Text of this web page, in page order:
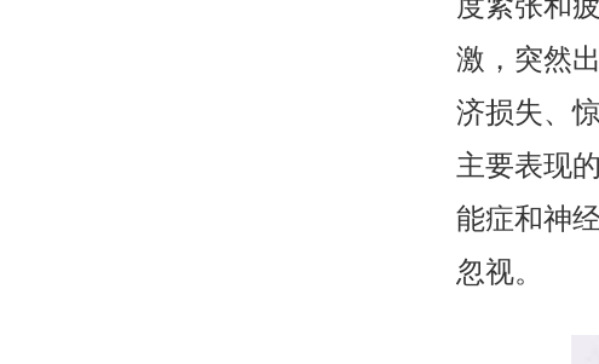
激，突然
济损失、
主要表现
能症和神
忽视。